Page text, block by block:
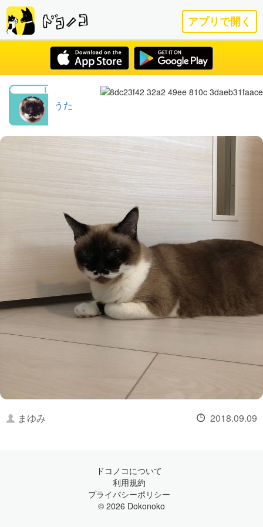
アプリで開く
うた
まゆみ 2018.09.09
ドコノコについて
利用規約
プライバシーポリシー
© 2026 Dokonoko